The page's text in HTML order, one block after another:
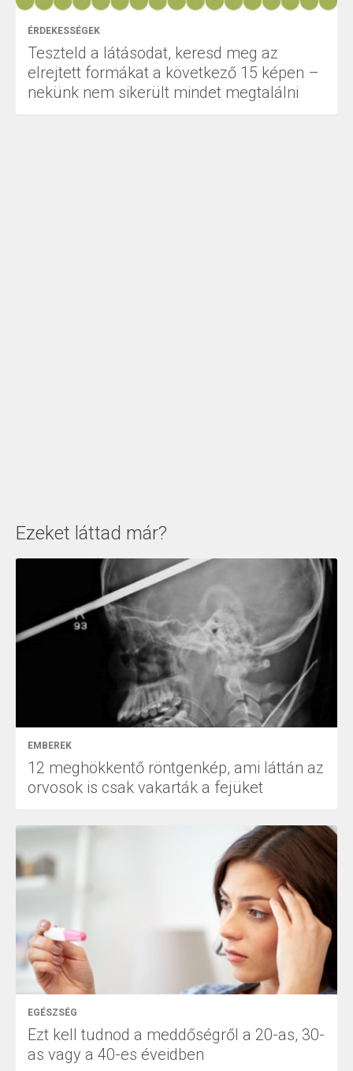
ÉRDEKESSÉGEK
Teszteld a látásodat, keresd meg az
elrejtett formákat a következő 15 képen –
nekünk nem sikerült mindet megtalálni
Ezeket láttad már?
EMBEREK
12 meghökkentő röntgenkép, ami láttán az
orvosok is csak vakarták a fejüket
EGÉSZSÉG
Ezt kell tudnod a meddőségről a 20-as, 30-
as vagy a 40-es éveidben